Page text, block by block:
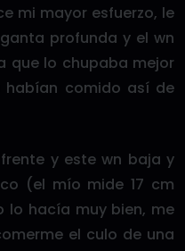
mi mayor esfuerzo, le
profunda y el wn
que lo chupaba mejor
habían comido así de
y este wn baja y
(el mío mide 17 cm
lo hacía muy bien, me
el culo de una